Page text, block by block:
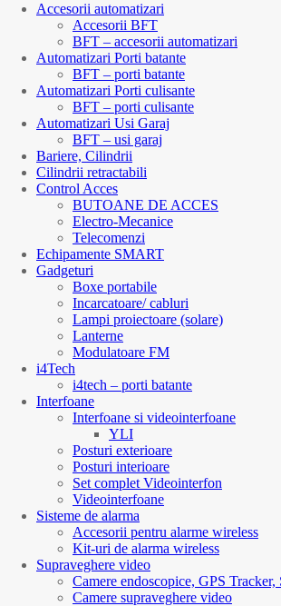
Accesorii automatizari
Accesorii BFT
BFT – accesorii automatizari
Automatizari Porti batante
BFT – porti batante
Automatizari Porti culisante
BFT – porti culisante
Automatizari Usi Garaj
BFT – usi garaj
Bariere, Cilindrii
Cilindrii retractabili
Control Acces
BUTOANE DE ACCES
Electro-Mecanice
Telecomenzi
Echipamente SMART
Gadgeturi
Boxe portabile
Incarcatoare/ cabluri
Lampi proiectoare (solare)
Lanterne
Modulatoare FM
i4Tech
i4tech – porti batante
Interfoane
Interfoane si videointerfoane
YLI
Posturi exterioare
Posturi interioare
Set complet Videointerfon
Videointerfoane
Sisteme de alarma
Accesorii pentru alarme wireless
Kit-uri de alarma wireless
Supraveghere video
Camere endoscopice, GPS
Camere supraveghere video